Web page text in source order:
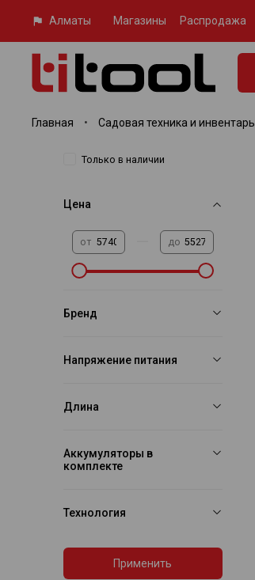
Алматы Магазины Распродажа
Главная Садовая техника и инвентарь
Только в наличии
Цена
от до
Бренд
Напряжение питания
Длина
Аккумуляторы в
комплекте
Технология
Применить